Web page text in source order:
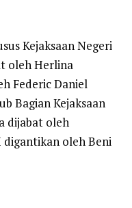
Kejaksaan Negeri
oleh Herlina
Federic Daniel
Bagian Kejaksaan
dijabat oleh
oleh Beni